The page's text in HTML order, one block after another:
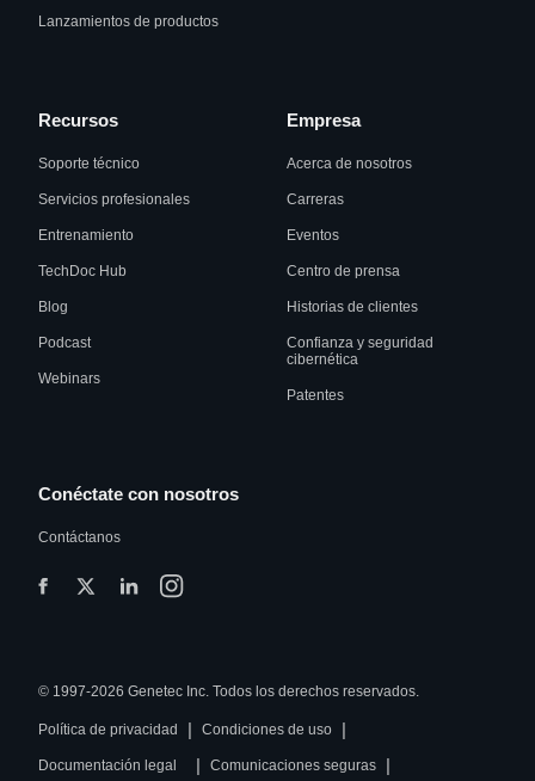
Lanzamientos de productos
Recursos
Soporte técnico
Servicios profesionales
Entrenamiento
TechDoc Hub
Blog
Podcast
Webinars
Empresa
Acerca de nosotros
Carreras
Eventos
Centro de prensa
Historias de clientes
Confianza y seguridad
cibernética
Patentes
Conéctate con nosotros
Contáctanos
© 1997-2026 Genetec Inc. Todos los derechos reservados.
Política de privacidad | Condiciones de uso |
Documentación legal | Comunicaciones seguras |